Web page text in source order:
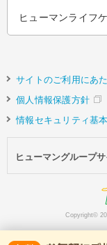
ヒューマンライフ
サイトのご利用にあ
個人情報保護方針
情報セキュリティ基
ヒューマングループサ
Copyright©